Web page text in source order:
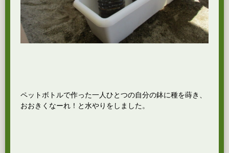
ペットボトルで作った一人ひとつの自分の鉢に種を蒔き、
おおきくなーれ！と水やりをしました。